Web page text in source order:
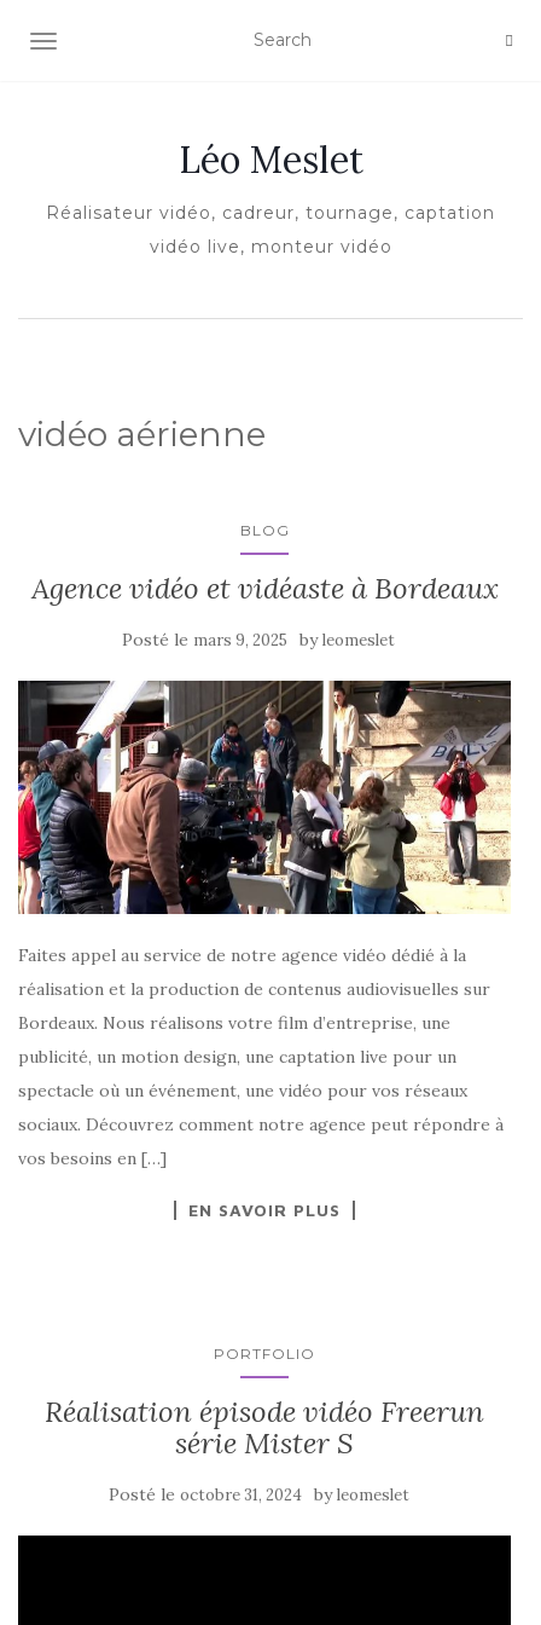
AFFICHER/MASQUER LA NAVIGATION
Léo Meslet
Réalisateur vidéo, cadreur, tournage, captation
vidéo live, monteur vidéo
vidéo aérienne
BLOG
Agence vidéo et vidéaste à Bordeaux
Posté le mars 9, 2025 byleomeslet
Faites appel au service de notre agence vidéo dédié à la
réalisation et la production de contenus audiovisuelles sur
Bordeaux. Nous réalisons votre film d’entreprise, une
publicité, un motion design, une captation live pour un
spectacle où un événement, une vidéo pour vos réseaux
sociaux. Découvrez comment notre agence peut répondre à
vos besoins en […]
EN SAVOIR PLUS
PORTFOLIO
Réalisation épisode vidéo Freerun
série Mister S
Posté le octobre 31, 2024 byleomeslet